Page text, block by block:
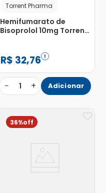
Torrent Pharma
Hemifumarato de
Bisoprolol 10mg Torrent
R$ 32,76
− 1 + Adicionar
36%